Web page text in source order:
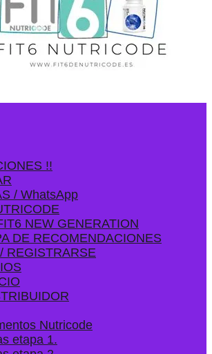
!!
/ WhatsApp
NEW GENERATION
DE RECOMENDACIONES
REGISTRARSE
Nutricode
etapa 1.